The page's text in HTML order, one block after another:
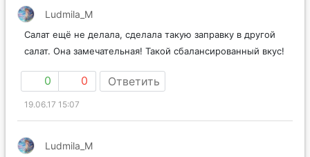
Ludmila_M
Салат ещё не делала, сделала такую заправку в другой
салат. Она замечательная! Такой сбалансированный вкус!
0 0 Ответить
19.06.17 15:07
Ludmila_M